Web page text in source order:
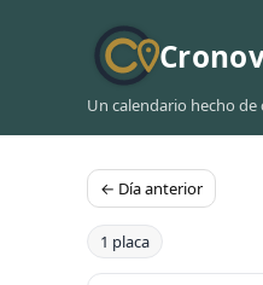
Un calendario hecho de
← Día anterior
1 placa